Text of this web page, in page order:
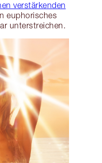
verstärkenden
euphorisches
unterstreichen.